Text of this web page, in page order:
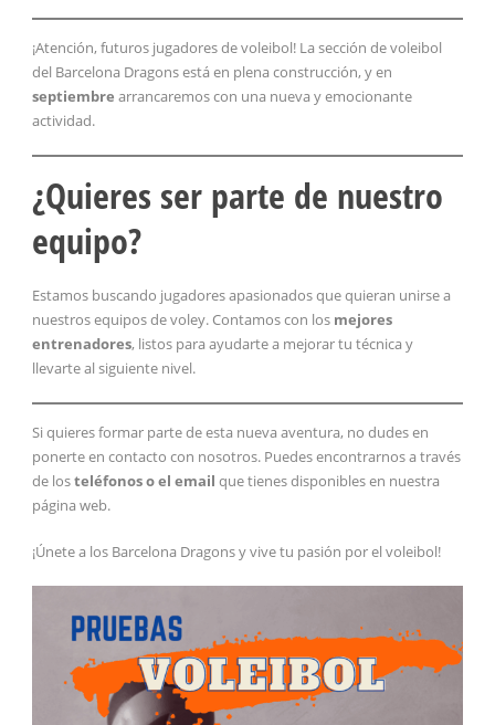
¡Atención, futuros jugadores de voleibol! La sección de voleibol
del Barcelona Dragons está en plena construcción, y en
septiembre arrancaremos con una nueva y emocionante
actividad.
¿Quieres ser parte de nuestro
equipo?
Estamos buscando jugadores apasionados que quieran unirse a
nuestros equipos de voley. Contamos con los mejores
entrenadores, listos para ayudarte a mejorar tu técnica y
llevarte al siguiente nivel.
Si quieres formar parte de esta nueva aventura, no dudes en
ponerte en contacto con nosotros. Puedes encontrarnos a través
de losteléfonos o el email que tienes disponibles en nuestra
página web.
¡Únete a los Barcelona Dragons y vive tu pasión por el voleibol!